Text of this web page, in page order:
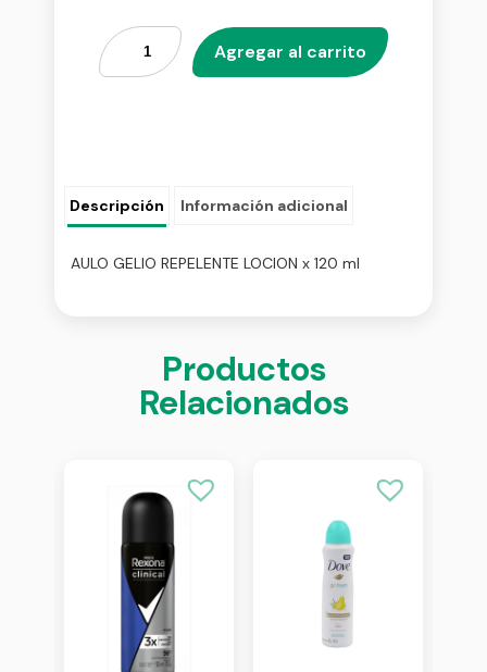
Agregar al carrito
Descripción Información adicional
AULO GELIO REPELENTE LOCION x 120 ml
Productos
Relacionados